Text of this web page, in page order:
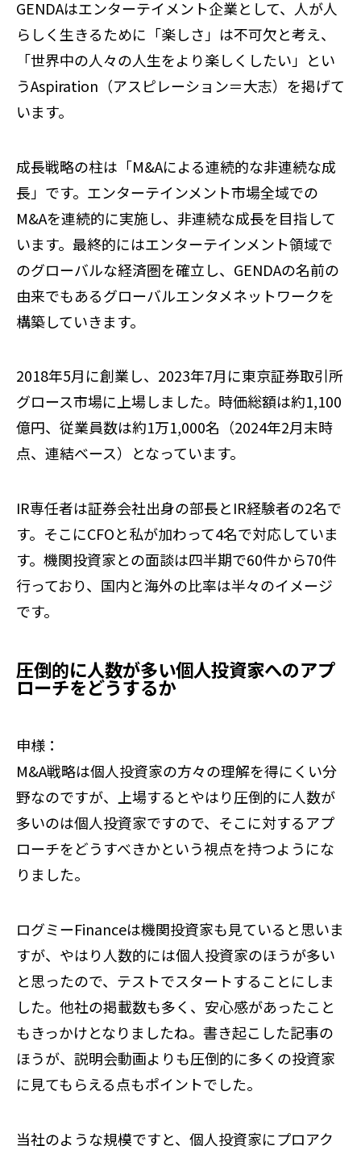
GENDAはエンターテイメント企業として、人が人
らしく生きるために「楽しさ」は不可欠と考え、
「世界中の人々の人生をより楽しくしたい」とい
うAspiration（アスピレーション＝大志）を掲げて
います。
成長戦略の柱は「M&Aによる連続的な非連続な成
長」です。エンターテインメント市場全域での
M&Aを連続的に実施し、非連続な成長を目指して
います。最終的にはエンターテインメント領域で
のグローバルな経済圏を確立し、GENDAの名前の
由来でもあるグローバルエンタメネットワークを
構築していきます。
2018年5月に創業し、2023年7月に東京証券取引所
グロース市場に上場しました。時価総額は約1,100
億円、従業員数は約1万1,000名（2024年2月末時
点、連結ベース）となっています。
IR専任者は証券会社出身の部長とIR経験者の2名で
す。そこにCFOと私が加わって4名で対応していま
す。機関投資家との面談は四半期で60件から70件
行っており、国内と海外の比率は半々のイメージ
です。
圧倒的に人数が多い個人投資家へのアプ
ローチをどうするか
申様：
M&A戦略は個人投資家の方々の理解を得にくい分
野なのですが、上場するとやはり圧倒的に人数が
多いのは個人投資家ですので、そこに対するアプ
ローチをどうすべきかという視点を持つようにな
りました。
ログミーFinanceは機関投資家も見ていると思いま
すが、やはり人数的には個人投資家のほうが多い
と思ったので、テストでスタートすることにしま
した。他社の掲載数も多く、安心感があったこと
もきっかけとなりましたね。書き起こした記事の
ほうが、説明会動画よりも圧倒的に多くの投資家
に見てもらえる点もポイントでした。
当社のような規模ですと、個人投資家にプロアク